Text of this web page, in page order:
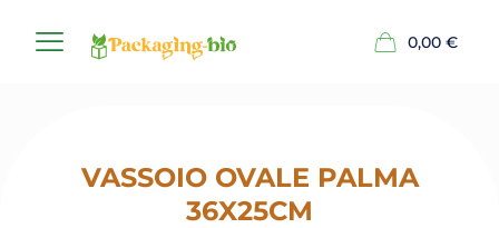
0,00 €
VASSOIO OVALE PALMA
36X25CM